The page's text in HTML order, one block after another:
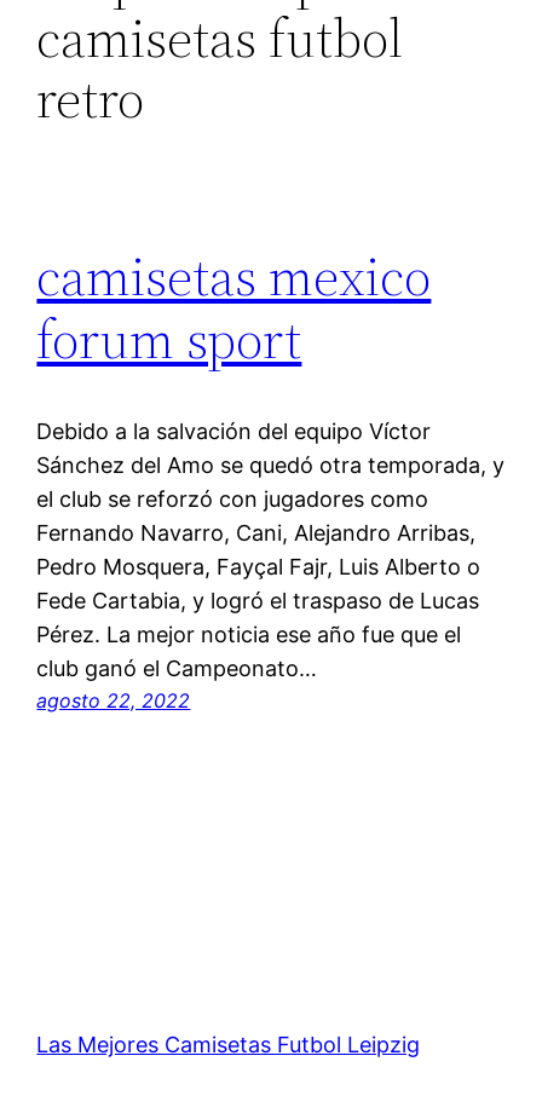
camisetas futbol
retro
camisetas mexico
forum sport
Debido a la salvación del equipo Víctor
Sánchez del Amo se quedó otra temporada, y
el club se reforzó con jugadores como
Fernando Navarro, Cani, Alejandro Arribas,
Pedro Mosquera, Fayçal Fajr, Luis Alberto o
Fede Cartabia, y logró el traspaso de Lucas
Pérez. La mejor noticia ese año fue que el
club ganó el Campeonato…
agosto 22, 2022
Las Mejores Camisetas Futbol Leipzig